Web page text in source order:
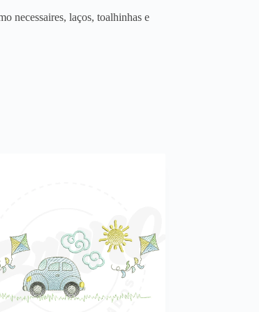
necessaires, laços, toalhinhas e